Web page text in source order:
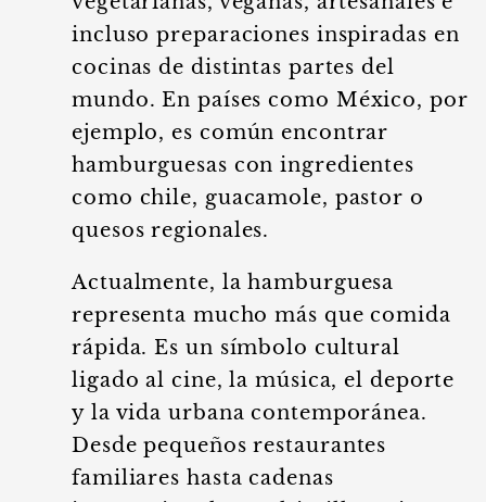
incluso preparaciones inspiradas en
cocinas de distintas partes del
mundo. En países como México, por
ejemplo, es común encontrar
hamburguesas con ingredientes
como chile, guacamole, pastor o
quesos regionales.
Actualmente, la hamburguesa
representa mucho más que comida
rápida. Es un símbolo cultural
ligado al cine, la música, el deporte
y la vida urbana contemporánea.
Desde pequeños restaurantes
familiares hasta cadenas